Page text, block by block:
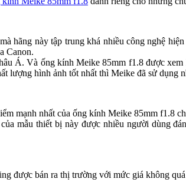
hãng này tập trung khá nhiều công nghệ
Canon.
Á. Và ống kính Meike 85mm f1.8 được
lượng hình ảnh tốt nhất thì Meike đã sử dụng
mạnh nhất của ống kính Meike 85mm f1.8
mẫu thiết bị này được nhiều người dùng
được bán ra thị trường với mức giá không